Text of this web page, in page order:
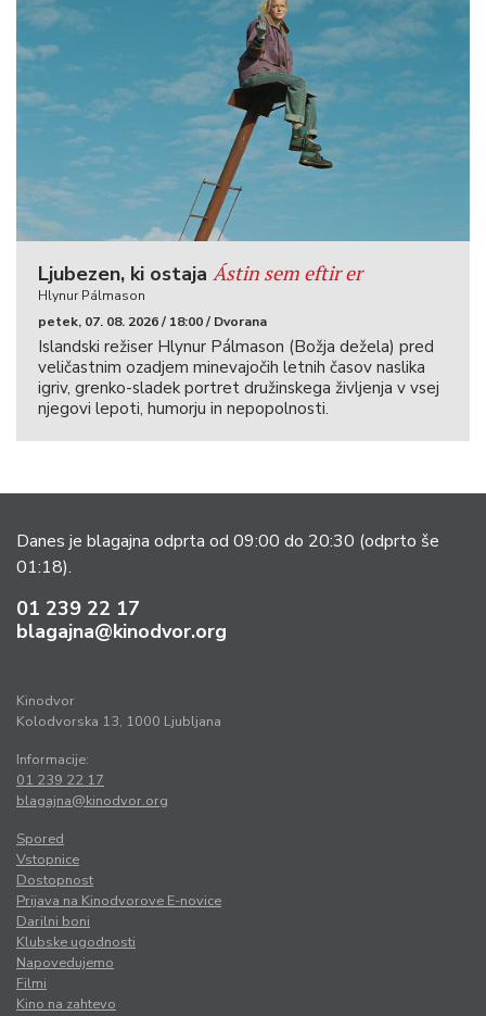
Ljubezen, ki ostaja Ástin sem eftir er
Hlynur Pálmason
petek, 07. 08. 2026 / 18:00 / Dvorana
Islandski režiser Hlynur Pálmason (Božja dežela) pred
veličastnim ozadjem minevajočih letnih časov naslika
igriv, grenko-sladek portret družinskega življenja v vsej
njegovi lepoti, humorju in nepopolnosti.
Danes je blagajna odprta od 09:00 do 20:30 (odprto še
01:18).
01 239 22 17
blagajna@kinodvor.org
Kinodvor
Kolodvorska 13, 1000 Ljubljana
Informacije:
01 239 22 17
blagajna@kinodvor.org
Spored
Vstopnice
Dostopnost
Prijava na Kinodvorove E-novice
Darilni boni
Klubske ugodnosti
Napovedujemo
Filmi
Kino na zahtevo